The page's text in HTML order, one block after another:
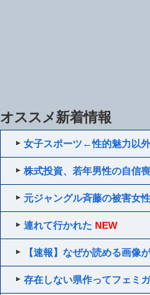
オススメ新着情報
女子スポーツ←性的魅力以
株式投資、若年男性の自信
元ジャングル斉藤の被害女
連れて行かれた NEW
【速報】なぜか読める画像
存在しない県作ってフェミ